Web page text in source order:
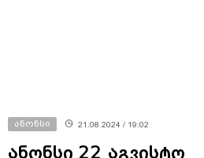
ანონსი 21.08.2024 / 19:02
ანონსი 22 აგვისტო